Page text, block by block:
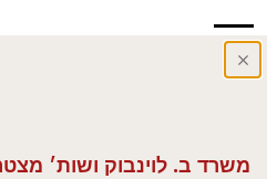
משרד ב. לוינבוק ושות׳